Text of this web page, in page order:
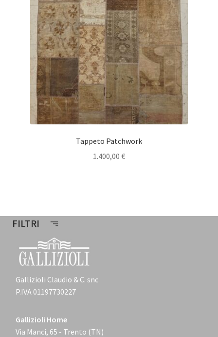
Tappeto Patchwork
1.400,00 €
FILTRI
Gallizioli Claudio & C. snc
P.IVA 01197730227
Gallizioli Home
Via Manci, 65 - Trento (TN)